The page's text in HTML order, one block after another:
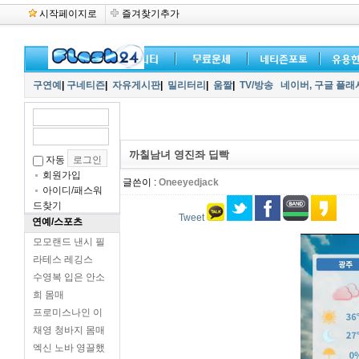
시작페이지로 즐겨찾기추가
구연예 구네티즌 자유게시판| 밀리터리 움짤| TV/방송 네이버, 구글 플
자동
회원가입
아이디/패스워
드찾기
연예/스포츠
모모랜드 낸시 필
라테스 레깅스
수영복 입은 안소
희 몸매
프로미스나인 이
채영 청바지 몸매
엑신 노바 영끌했
까칠남녀 영진좌 딥빡
글쓴이 : Oneeyedjack
Tweet